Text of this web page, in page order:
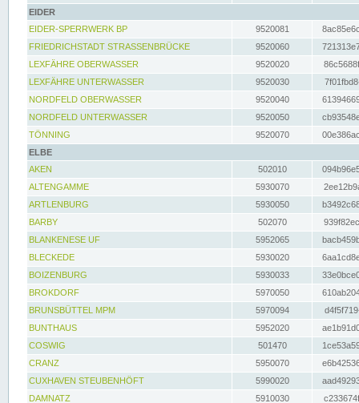
EIDER
EIDER-SPERRWERK BP
9520081
FRIEDRICHSTADT STRASSENBRÜCKE
9520060
LEXFÄHRE OBERWASSER
9520020
LEXFÄHRE UNTERWASSER
9520030
NORDFELD OBERWASSER
9520040
NORDFELD UNTERWASSER
9520050
TÖNNING
9520070
ELBE
AKEN
502010
ALTENGAMME
5930070
ARTLENBURG
5930050
BARBY
502070
BLANKENESE UF
5952065
BLECKEDE
5930020
BOIZENBURG
5930033
BROKDORF
5970050
BRUNSBÜTTEL MPM
5970094
BUNTHAUS
5952020
COSWIG
501470
CRANZ
5950070
CUXHAVEN STEUBENHÖFT
5990020
DAMNATZ
5910030